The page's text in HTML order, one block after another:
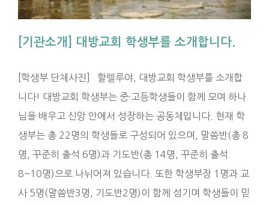
[기관소개] 대방교회 학생부를 소개합니다.
[학생부 단체사진] 할렐루야, 대방교회 학생부를 소개합
니다! 대방교회 학생부는 중·고등학생들이 함께 모여 하나
님을 배우고 신앙 안에서 성장하는 공동체입니다. 현재 학
생부는 총 22명의 학생들로 구성되어 있으며, 말씀반(총 8
명, 꾸준히 출석 6명)과 기도반(총 14명, 꾸준히 출석
8~10명)으로 나뉘어져 있습니다. 또한 학생부장 1명과 교
사 5명(말씀반3명, 기도반2명)이 함께 섬기며 학생들이 믿